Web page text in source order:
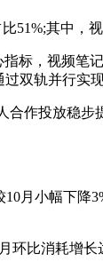
其中，
标，视频笔
双轨并行实
投放稳步
月小幅下降
比消耗增长